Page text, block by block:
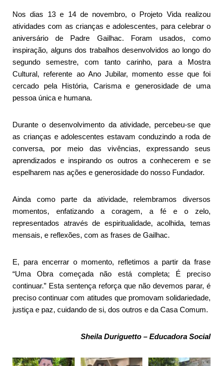
Nos dias 13 e 14 de novembro, o Projeto Vida realizou
atividades com as crianças e adolescentes, para celebrar o
aniversário de Padre Gailhac. Foram usados, como
inspiração, alguns dos trabalhos desenvolvidos ao longo do
segundo semestre, com tanto carinho, para a Mostra
Cultural, referente ao Ano Jubilar, momento esse que foi
cercado pela História, Carisma e generosidade de uma
pessoa única e humana.
Durante o desenvolvimento da atividade, percebeu-se que
as crianças e adolescentes estavam conduzindo a roda de
conversa, por meio das vivências, expressando seus
aprendizados e inspirando os outros a conhecerem e se
espelharem nas ações e generosidade do nosso Fundador.
Ainda como parte da atividade, relembramos diversos
momentos, enfatizando a coragem, a fé e o zelo,
representados através de espiritualidade, acolhida, temas
mensais, e reflexões, com as frases de Gailhac.
E, para encerrar o momento, refletimos a partir da frase
“Uma Obra começada não está completa; É preciso
continuar.” Esta sentença reforça que não devemos parar, é
preciso continuar com atitudes que promovam solidariedade,
justiça e paz, cuidando de si, dos outros e da Casa Comum.
Sheila Duriguetto – Educadora Social